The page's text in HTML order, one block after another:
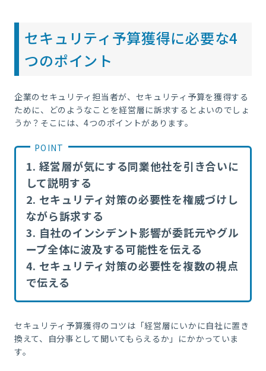
セキュリティ予算獲得に必要な4
つのポイント
企業のセキュリティ担当者が、セキュリティ予算を獲得する
ために、どのようなことを経営層に訴求するとよいのでしょ
うか？そこには、4つのポイントがあります。
1. 経営層が気にする同業他社を引き合いに
して説明する
2. セキュリティ対策の必要性を権威づけし
ながら訴求する
3. 自社のインシデント影響が委託元やグル
ープ全体に波及する可能性を伝える
4. セキュリティ対策の必要性を複数の視点
で伝える
セキュリティ予算獲得のコツは「経営層にいかに自社に置き
換えて、自分事として聞いてもらえるか」にかかっていま
す。